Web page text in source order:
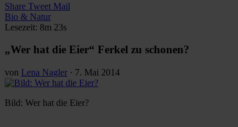
Share Tweet Mail
Bio & Natur
Lesezeit: 8m 23s
„Wer hat die Eier“ Ferkel zu schonen?
von Lena Nagler · 7. Mai 2014
Bild: Wer hat die Eier?